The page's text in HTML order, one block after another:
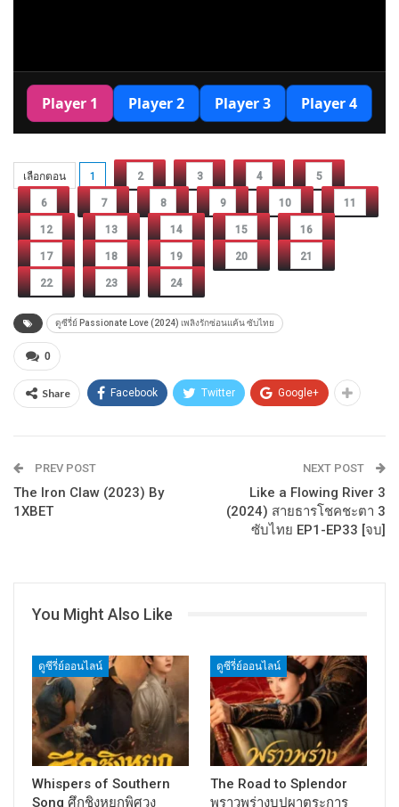
เลือกตอน 1 2 3 4 5
6 7 8 9 10 11
12 13 14 15 16
17 18 19 20 21
22 23 24
ดูซีรี่ย์ Passionate Love (2024) เพลิงรักซ่อนแค้น ซับไทย
0
Share Facebook Twitter Google+
PREV POST
The Iron Claw (2023) By
1XBET
NEXT POST
Like a Flowing River 3
(2024) สายธารโชคชะตา 3
ซับไทย EP1-EP33 [จบ]
You Might Also Like
ดูซีรี่ย์ออนไลน์
Whispers of Southern
Song ศึกชิงหยกพิศวง
ดูซีรี่ย์ออนไลน์
The Road to Splendor
พราวพร่างบุปผาตระการ